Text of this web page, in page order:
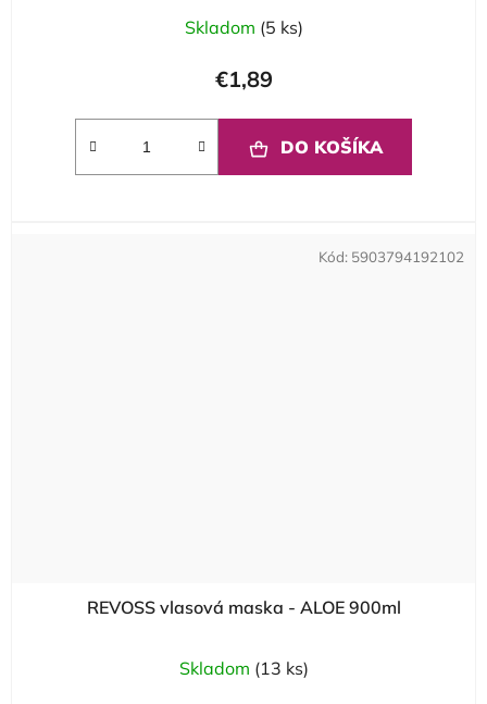
Skladom (5 ks)
€1,89
DO KOŠÍKA
REVOSS vlasová maska - ALOE 900ml
Skladom (13 ks)
Kód: 5903794192102